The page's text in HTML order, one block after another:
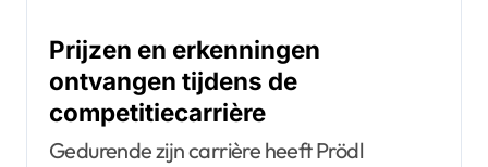
Prijzen en erkenningen
ontvangen tijdens de
competitiecarrière
Gedurende zijn carrière heeft Prödl